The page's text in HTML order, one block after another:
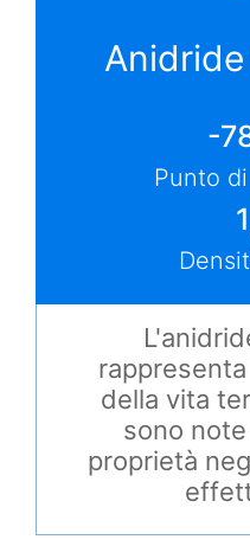
-
Punto
della vita
sono
proprietà